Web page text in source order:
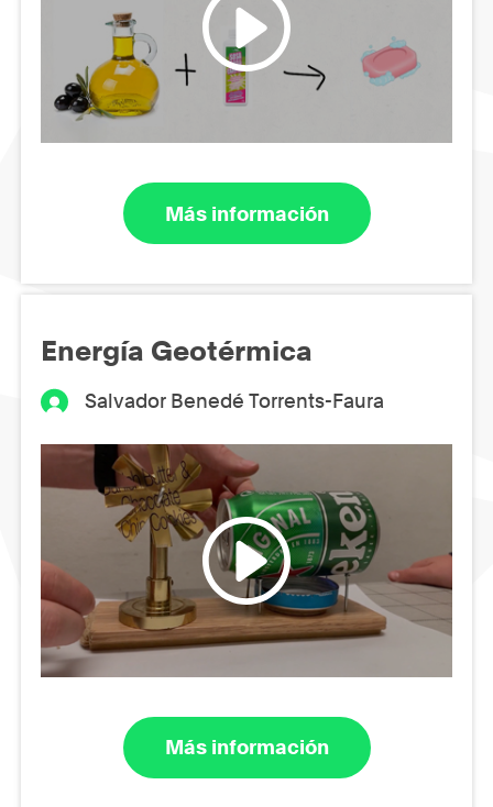
Más información
Energía Geotérmica
Salvador Benedé Torrents-Faura
Más información